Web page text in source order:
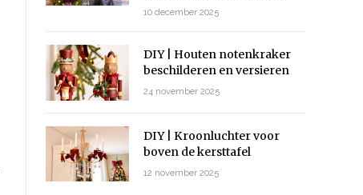
10 december 2025
DIY | Houten notenkraker
beschilderen en versieren
24 november 2025
DIY | Kroonluchter voor
boven de kersttafel
12 november 2025